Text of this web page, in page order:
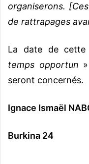
organiserons.
de rattrapages
La date de cette
temps opportun
seront concernés.
Ignace Ismaël
Burkina 24